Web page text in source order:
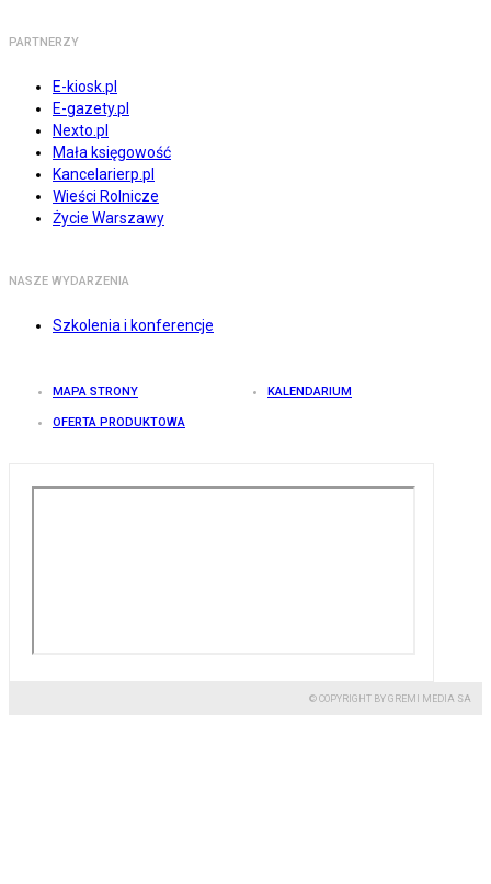
PARTNERZY
E-kiosk.pl
E-gazety.pl
Nexto.pl
Mała księgowość
Kancelarierp.pl
Wieści Rolnicze
Życie Warszawy
NASZE WYDARZENIA
Szkolenia i konferencje
MAPA STRONY KALENDARIUM
OFERTA PRODUKTOWA
© COPYRIGHT BY GREMI MEDIA SA